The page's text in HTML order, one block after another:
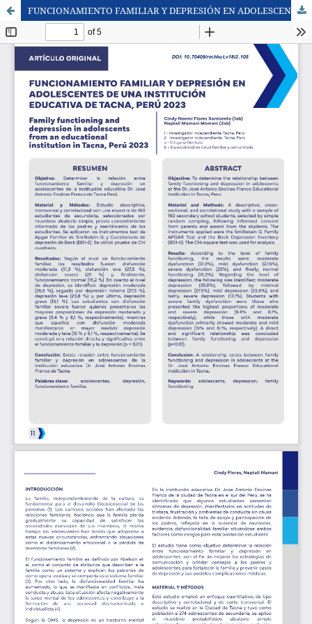
FUNCIONAMIENTO FAMILIAR Y DEPRESIÓN EN ADOLESCENTES DE UNA INSTITUCIÓN EDUCATIVA DE TACNA, PERÚ 2023